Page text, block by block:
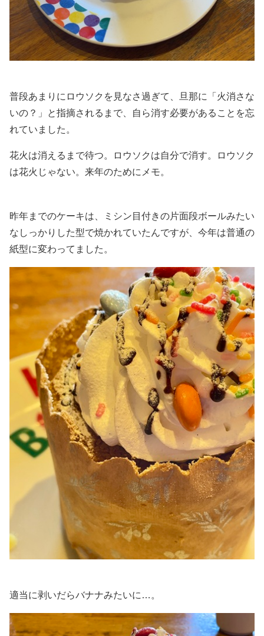
普段あまりにロウソクを見なさ過ぎて、旦那に「火消さな
いの？」と指摘されるまで、自ら消す必要があることを忘
れていました。
花火は消えるまで待つ。ロウソクは自分で消す。ロウソク
は花火じゃない。来年のためにメモ。
昨年までのケーキは、ミシン目付きの片面段ボールみたい
なしっかりした型で焼かれていたんですが、今年は普通の
紙型に変わってました。
適当に剥いだらバナナみたいに…。